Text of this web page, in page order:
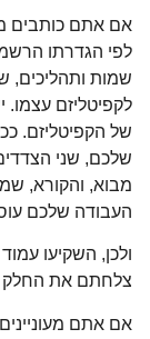
אם אתם כותבים
לפי הגדרתו
שמות ותהליכים,
לקפיטליזם עצמו.
של הקפיטליזם.
שלכם, שני
מבוא, והקורא,
העבודה שלכם
ולכן, השקיעו
צלחתם את החלק
אם אתם